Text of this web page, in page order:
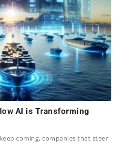
AI is Transforming
coming, companies that steer